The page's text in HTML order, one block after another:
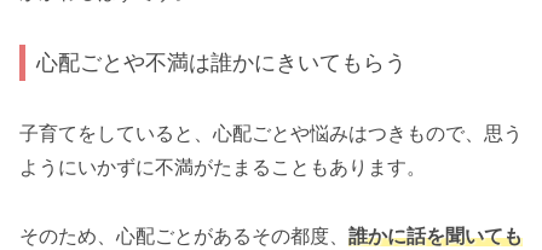
心配ごとや不満は誰かにきいてもらう
子育てをしていると、心配ごとや悩みはつきもので、思う
ようにいかずに不満がたまることもあります。
そのため、心配ごとがあるその都度、 誰かに話を聞いても